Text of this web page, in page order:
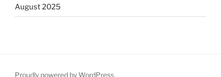
August 2025
Proudly powered by WordPress